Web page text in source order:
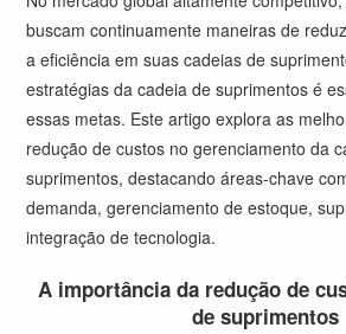
buscam continuamente maneiras de
a eficiência em suas cadeias de
estratégias da cadeia de suprimentos é
essas metas. Este artigo explora as
redução de custos no gerenciamento da
suprimentos, destacando áreas-chave
demanda, gerenciamento de estoque,
integração de tecnologia.
A importância da redução de
de suprimentos